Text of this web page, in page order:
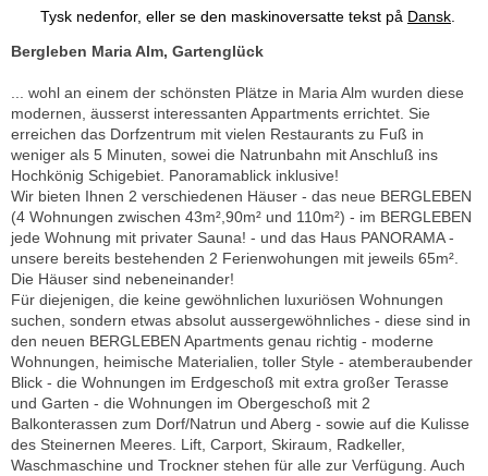
Tysk nedenfor, eller se den maskinoversatte tekst på Dansk.
Bergleben Maria Alm, Gartenglück
... wohl an einem der schönsten Plätze in Maria Alm wurden diese
modernen, äusserst interessanten Appartments errichtet. Sie
erreichen das Dorfzentrum mit vielen Restaurants zu Fuß in
weniger als 5 Minuten, sowei die Natrunbahn mit Anschluß ins
Hochkönig Schigebiet. Panoramablick inklusive!
Wir bieten Ihnen 2 verschiedenen Häuser - das neue BERGLEBEN
(4 Wohnungen zwischen 43m²,90m² und 110m²) - im BERGLEBEN
jede Wohnung mit privater Sauna! - und das Haus PANORAMA -
unsere bereits bestehenden 2 Ferienwohungen mit jeweils 65m².
Die Häuser sind nebeneinander!
Für diejenigen, die keine gewöhnlichen luxuriösen Wohnungen
suchen, sondern etwas absolut aussergewöhnliches - diese sind in
den neuen BERGLEBEN Apartments genau richtig - moderne
Wohnungen, heimische Materialien, toller Style - atemberaubender
Blick - die Wohnungen im Erdgeschoß mit extra großer Terasse
und Garten - die Wohnungen im Obergeschoß mit 2
Balkonterassen zum Dorf/Natrun und Aberg - sowie auf die Kulisse
des Steinernen Meeres. Lift, Carport, Skiraum, Radkeller,
Waschmaschine und Trockner stehen für alle zur Verfügung. Auch